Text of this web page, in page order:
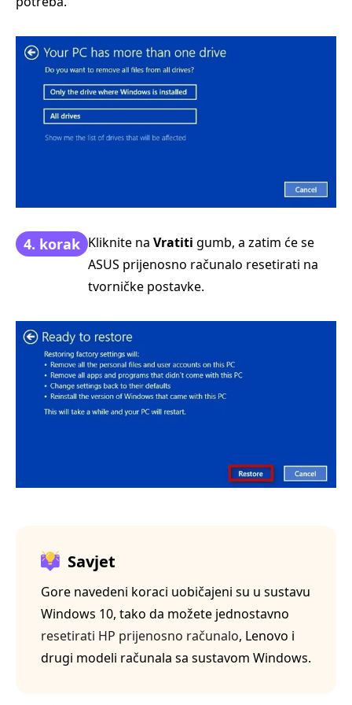
4. korak Kliknite na Vratiti gumb, a zatim će se
ASUS prijenosno računalo resetirati na
tvorničke postavke.
Savjet
Gore navedeni koraci uobičajeni su u sustavu
Windows 10, tako da možete jednostavno
resetirati HP prijenosno računalo, Lenovo i
drugi modeli računala sa sustavom Windows.